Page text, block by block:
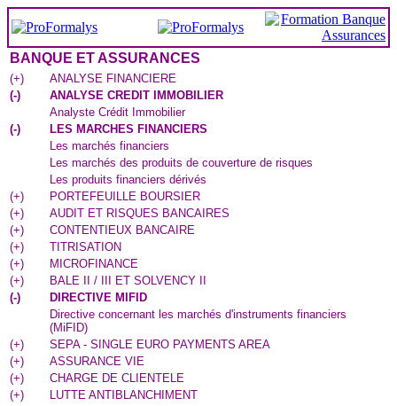
BANQUE ET ASSURANCES
(+)
ANALYSE FINANCIERE
(-)
ANALYSE CREDIT IMMOBILIER
Analyste Crédit Immobilier
(-)
LES MARCHES FINANCIERS
Les marchés financiers
Les marchés des produits de couverture de risques
Les produits financiers dérivés
(+)
PORTEFEUILLE BOURSIER
(+)
AUDIT ET RISQUES BANCAIRES
(+)
CONTENTIEUX BANCAIRE
(+)
TITRISATION
(+)
MICROFINANCE
(+)
BALE II / III ET SOLVENCY II
(-)
DIRECTIVE MIFID
Directive concernant les marchés d'instruments financiers
(MiFID)
(+)
SEPA - SINGLE EURO PAYMENTS AREA
(+)
ASSURANCE VIE
(+)
CHARGE DE CLIENTELE
(+) LUTTE ANTIBLANCHIMENT